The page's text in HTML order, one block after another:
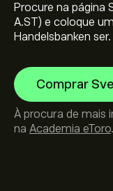
Procure na página
A.ST) e coloque
Handelsbanken ser.
Comprar
À procura de mais
na Academia eToro.